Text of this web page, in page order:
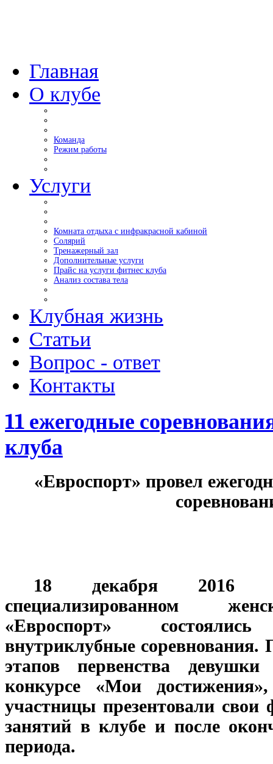
Главная
О клубе
Команда
Режим работы
Услуги
Комната отдыха с инфракрасной кабиной
Солярий
Тренажерный зал
Дополнительные услуги
Прайс на услуги фитнес клуба
Анализ состава тела
Клубная жизнь
Статьи
Вопрос - ответ
Контакты
11 ежегодные
клуба
«Евроспорт» провел
18 декабря 2016
специализированном
«Евроспорт»
внутриклубные
этапов первенства
конкурсе «Мои
участницы презентовали свои
занятий в клубе и после
периода.